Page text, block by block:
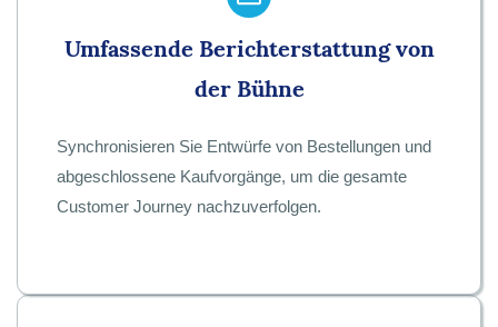
Umfassende Berichterstattung von
der Bühne
Synchronisieren Sie Entwürfe von Bestellungen und
abgeschlossene Kaufvorgänge, um die gesamte
Customer Journey nachzuverfolgen.